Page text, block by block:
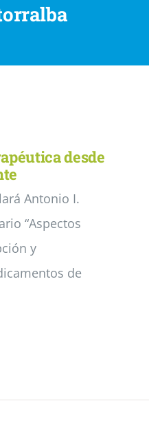
desde
Antonio I.
“Aspectos
y
de